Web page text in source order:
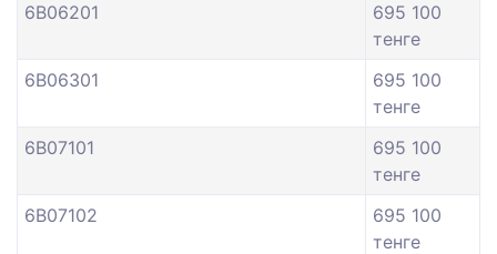
6B06201
695 100
тенге
6B06301
695 100
тенге
6B07101
695 100
тенге
6B07102
695 100
тенге